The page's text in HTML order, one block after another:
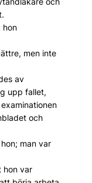
hon
men inte
av
upp fallet,
och
man var
hon var